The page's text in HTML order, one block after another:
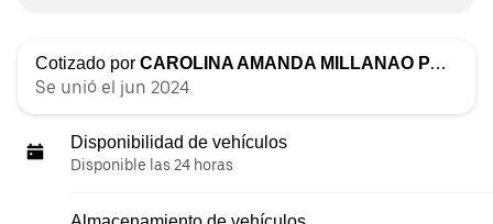
Cotizado por CAROLINA AMANDA MILLANAO PARDO
Se unió el jun 2024
Disponibilidad de vehículos
Disponible las 24 horas